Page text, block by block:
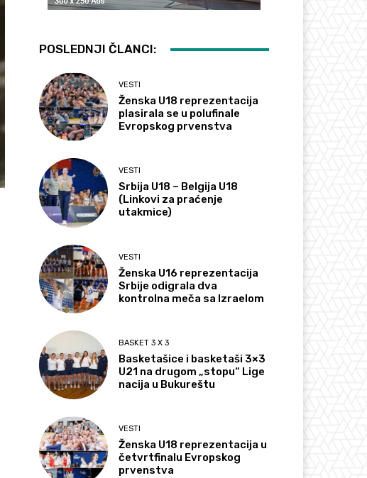
POSLEDNJI ČLANCI:
VESTI
Ženska U18 reprezentacija
plasirala se u polufinale
Evropskog prvenstva
VESTI
Srbija U18 – Belgija U18
(Linkovi za praćenje
utakmice)
VESTI
Ženska U16 reprezentacija
Srbije odigrala dva
kontrolna meča sa Izraelom
BASKET 3 X 3
Basketašice i basketaši 3×3
U21 na drugom „stopu“ Lige
nacija u Bukureštu
VESTI
Ženska U18 reprezentacija u
četvrtfinalu Evropskog
prvenstva